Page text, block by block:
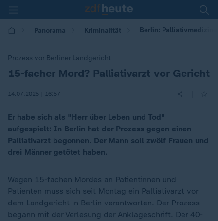
Panorama Kriminalität Berlin:
Prozess vor Berliner Landgericht
:15-facher Mord? Palliativarzt vor Gericht
14.07.2025 | 16:57
Er habe sich als "Herr über Leben und Tod"
aufgespielt: In Berlin hat der Prozess gegen einen
Palliativarzt begonnen. Der Mann soll zwölf Frauen und
drei Männer getötet haben.
Wegen 15-fachen Mordes an Patientinnen und
Patienten muss sich seit Montag ein Palliativarzt vor
dem Landgericht in Berlin verantworten. Der Prozess
begann mit der Verlesung der Anklageschrift. Der 40-